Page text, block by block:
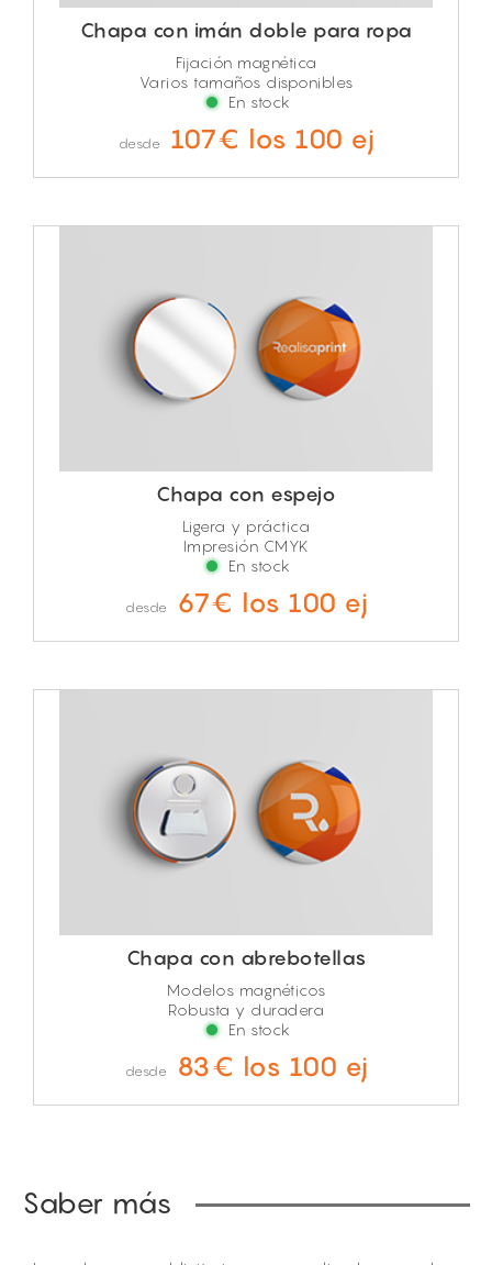
Chapa con imán doble para ropa
Fijación magnética
Varios tamaños disponibles
En stock
desde 107€ los 100 ej
Chapa con espejo
Ligera y práctica
Impresión CMYK
En stock
desde 67€ los 100 ej
Chapa con abrebotellas
Modelos magnéticos
Robusta y duradera
En stock
desde 83€ los 100 ej
Saber más